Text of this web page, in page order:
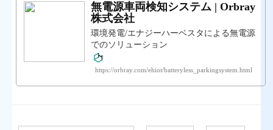
無電源車両検知システム | Orbray
株式会社
環境発電/エナジーハーベスタによる無電源
でのソリューション
https://orbray.com/ehiot/batteryless_parkingsystem.html